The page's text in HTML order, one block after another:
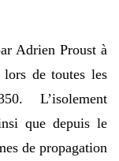
Adrien Proust à
de toutes les
L’isolement
que depuis le
de propagation